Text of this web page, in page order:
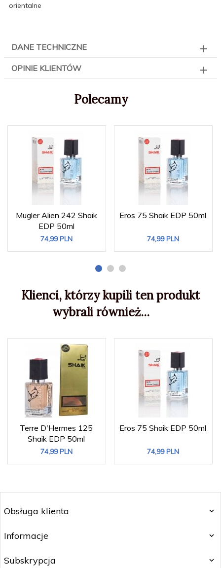
orientalne
DANE TECHNICZNE
OPINIE KLIENTÓW
Polecamy
Mugler Alien 242 Shaik
EDP 50ml
74,99 PLN
Eros 75 Shaik EDP 50ml
74,99 PLN
Klienci, którzy kupili ten produkt
wybrali również...
Terre D'Hermes 125
Shaik EDP 50ml
74,99 PLN
Eros 75 Shaik EDP 50ml
74,99 PLN
Obsługa klienta
Informacje
Subskrypcja